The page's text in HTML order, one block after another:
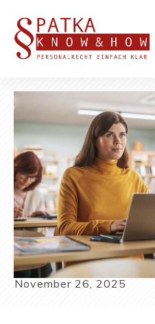
November 26, 2025